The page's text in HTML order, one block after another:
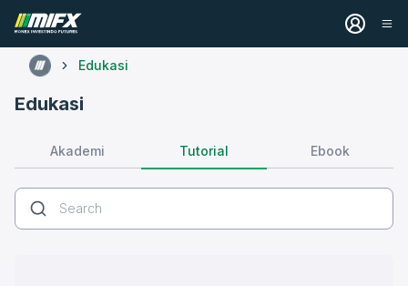
Edukasi
Edukasi
Akademi Tutorial Ebook